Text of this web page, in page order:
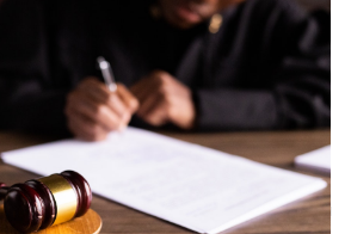
e fraudolenta
in qualsiasi contesto in cui
vengono dichiarate in
da una sentenza, con
[...]